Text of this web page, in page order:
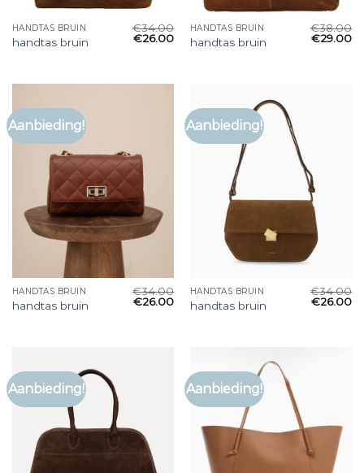
HANDTAS BRUIN
handtas bruin
€34.00
€26.00
HANDTAS BRUIN
handtas bruin
€38.00
€29.00
Aanbieding!
HANDTAS BRUIN
handtas bruin
€34.00
€26.00
Aanbieding!
HANDTAS BRUIN
handtas bruin
€34.00
€26.00
Aanbieding! Aanbieding!